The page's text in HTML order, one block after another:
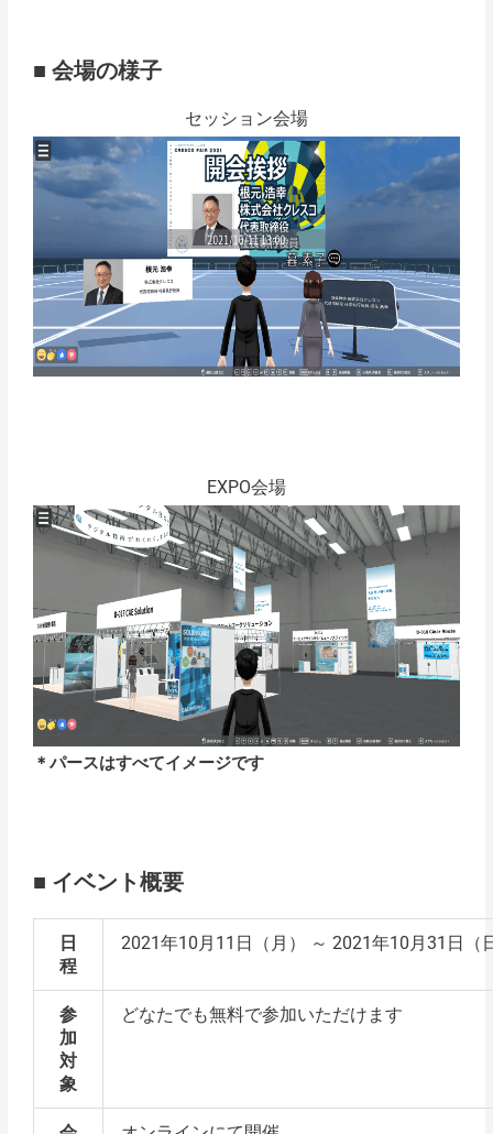
■ 会場の様子
セッション会場
EXPO会場
＊パースはすべてイメージです
■ イベント概要
日
程
2021年10月11日（月） ～ 2021年10月31日（
参
加
対
象
どなたでも無料で参加いただけます